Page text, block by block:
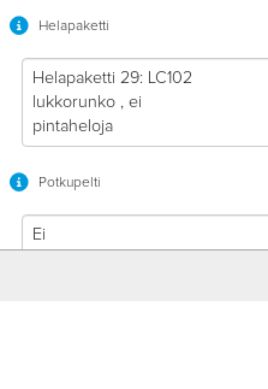
Helapaketti
Helapaketti 29: LC102
lukkorunko , ei
pintaheloja
Potkupelti
Ei